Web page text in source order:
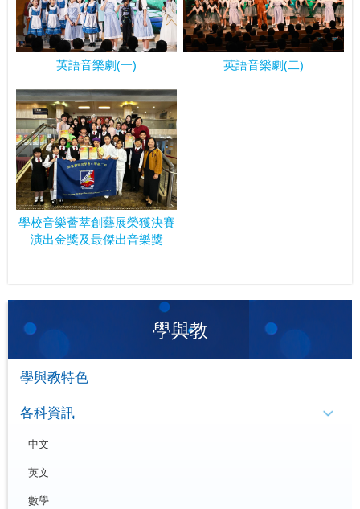
英語音樂劇(一) 英語音樂劇(二)
學校音樂薈萃創藝展榮獲決賽
演出金獎及最傑出音樂獎
學與教
學與教特色
各科資訊
中文
英文
數學